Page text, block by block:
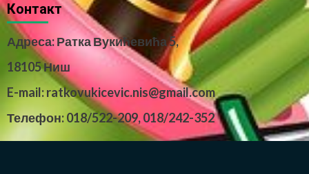
Контакт
Адреса: Ратка Вукићевића 5,
18105 Ниш
E-mail: ratkovukicevic.nis@gmail.com
Телефон: 018/522-209,018/242-352